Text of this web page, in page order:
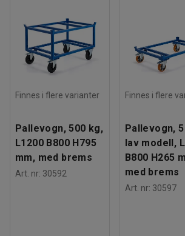
Finnes i flere varianter
Pallevogn, 500 kg,
L1200 B800 H795
mm, med brems
Art. nr: 30592
Finnes i flere
Pallevogn,
lav modell,
B800 H265
med brems
Art. nr: 30597